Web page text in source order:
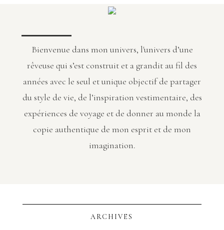
Bienvenue dans mon univers, l'univers d’une
rêveuse qui s’est construit et a grandit au fil des
années avec le seul et unique objectif de partager
du style de vie, de l’inspiration vestimentaire, des
expériences de voyage et de donner au monde la
copie authentique de mon esprit et de mon
imagination.
ARCHIVES